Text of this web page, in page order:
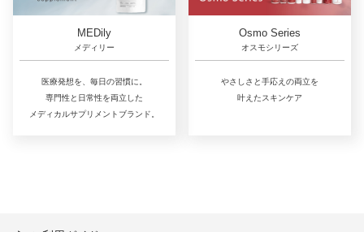
MEDily
メディリー
医療発想を、毎日の習慣に。
専門性と日常性を両立した
メディカルサプリメントブランド。
Osmo Series
オスモシリーズ
やさしさと手応えの両立を
叶えたスキンケア